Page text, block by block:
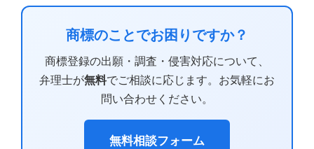
商標のことでお困りですか？
商標登録の出願・調査・侵害対応について、
弁理士が無料でご相談に応じます。お気軽にお
問い合わせください。
無料相談フォーム